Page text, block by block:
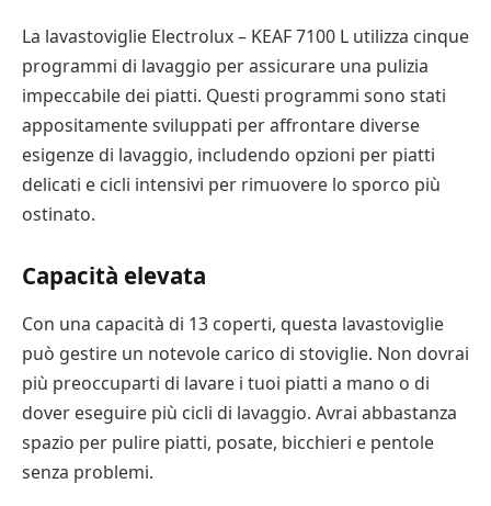
La lavastoviglie Electrolux – KEAF 7100 L utilizza cinque
programmi di lavaggio per assicurare una pulizia
impeccabile dei piatti. Questi programmi sono stati
appositamente sviluppati per affrontare diverse
esigenze di lavaggio, includendo opzioni per piatti
delicati e cicli intensivi per rimuovere lo sporco più
ostinato.
Capacità elevata
Con una capacità di 13 coperti, questa lavastoviglie
può gestire un notevole carico di stoviglie. Non dovrai
più preoccuparti di lavare i tuoi piatti a mano o di
dover eseguire più cicli di lavaggio. Avrai abbastanza
spazio per pulire piatti, posate, bicchieri e pentole
senza problemi.